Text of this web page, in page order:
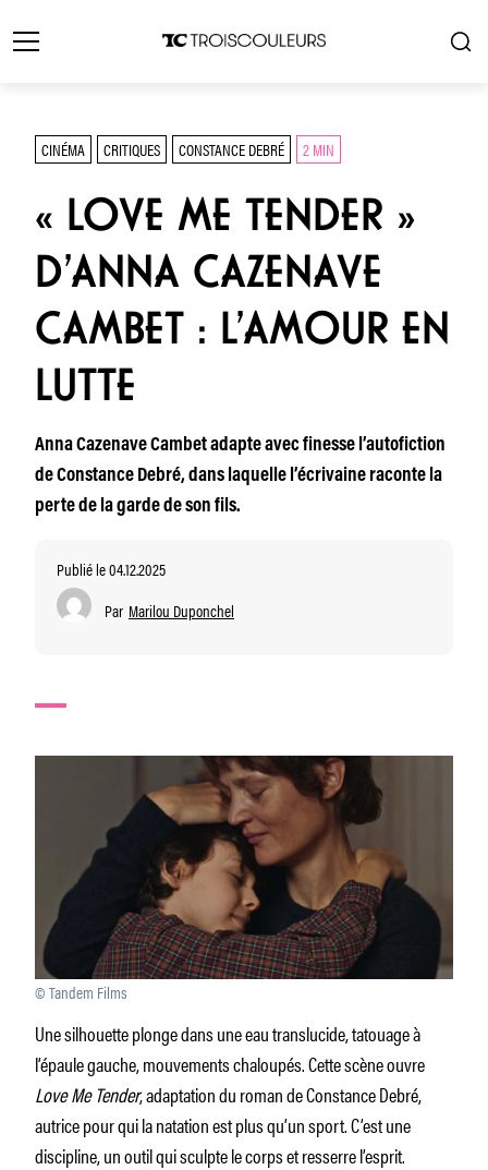
CINÉMA CRITIQUES CONSTANCE DEBRÉ 2 MIN
« LOVE ME TENDER »
D’ANNA CAZENAVE
CAMBET : L’AMOUR EN
LUTTE
Anna Cazenave Cambet adapte avec finesse l’autofiction
de Constance Debré, dans laquelle l’écrivaine raconte la
perte de la garde de son fils.
Publié le 04.12.2025
Par Marilou Duponchel
© Tandem Films
Une silhouette plonge dans une eau translucide, tatouage à
l’épaule gauche, mouvements chaloupés. Cette scène ouvre
Love Me Tender, adaptation du roman de Constance Debré,
autrice pour qui la natation est plus qu’un sport. C’est une
discipline, un outil qui sculpte le corps et resserre l’esprit.